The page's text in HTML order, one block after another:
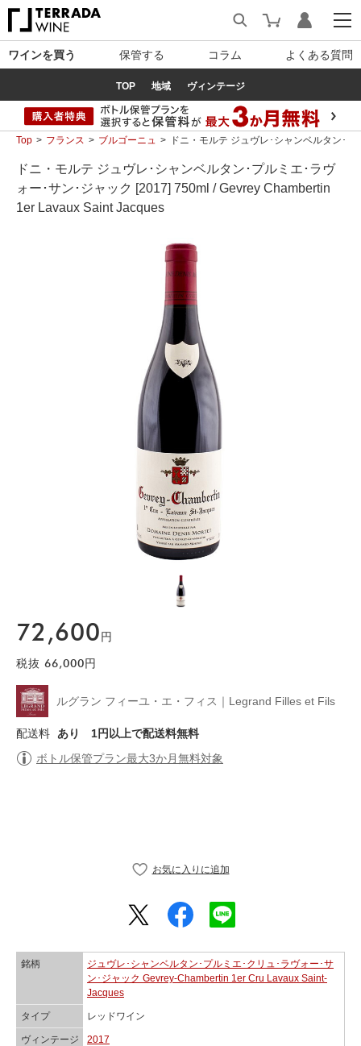
ワインを買う 保管する コラム よくある質問
TOP 地域 ヴィンテージ
Top フランス ブルゴーニュ ドニ・モルテ ジュヴレ･シャンベルタン･
ドニ・モルテ ジュヴレ･シャンベルタン･プルミエ･ラヴ
ォー･サン･ジャック [2017] 750ml / Gevrey Chambertin
1er Lavaux Saint Jacques
72,600 円
税抜 66,000 円
ルグラン フィーユ・エ・フィス｜Legrand Filles et Fils
配送料 あり
1円以上で配送料無料
ボトル保管プラン最大3か月無料対象
銘柄
ジュヴレ･シャンベルタン･プルミエ･クリュ･ラヴォー･サ
ン･ジャック Gevrey-Chambertin 1er Cru Lavaux Saint-
Jacques
タイプ レッドワイン
ヴィンテージ 2017